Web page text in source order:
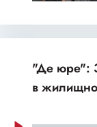
"Де юре":
в